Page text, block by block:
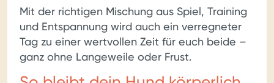
Mit der richtigen Mischung aus Spiel, Training
und Entspannung wird auch ein verregneter
Tag zu einer wertvollen Zeit für euch beide –
ganz ohne Langeweile oder Frust.